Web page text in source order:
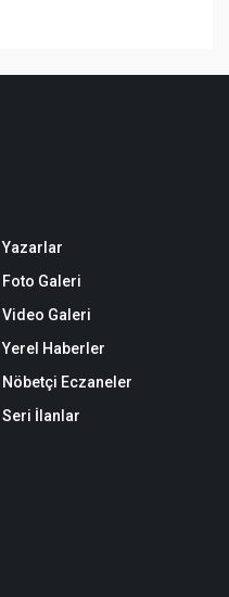
Yazarlar
Foto Galeri
Video Galeri
Yerel Haberler
Nöbetçi Eczaneler
Seri İlanlar